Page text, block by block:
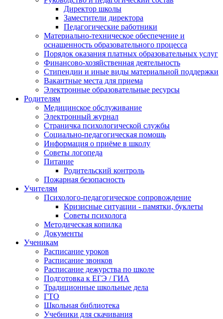
Директор школы
Заместители директора
Педагогические работники
Материально-техническое обеспечение и
оснащенность образовательного процесса
Порядок оказания платных образовательных услуг
Финансово-хозяйственная деятельность
Стипендии и иные виды материальной поддержки
Вакантные места для приема
Электронные образовательные ресурсы
Родителям
Медицинское обслуживание
Электронный журнал
Страничка психологической службы
Социально-педагогическая помощь
Информация о приёме в школу
Советы логопеда
Питание
Родительский контроль
Пожарная безопасность
Учителям
Психолого-педагогическое сопровождение
Кризисные ситуации - памятки, буклеты
Советы психолога
Методическая копилка
Документы
Ученикам
Расписание уроков
Расписание звонков
Расписание дежурства по школе
Подготовка к ЕГЭ / ГИА
Традиционные школьные дела
ГТО
Школьная библиотека
Учебники для скачивания